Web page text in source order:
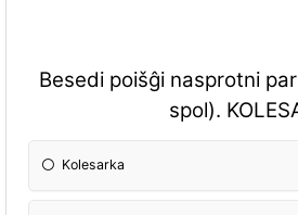
Besedi poišĝi nasprotni
spol).
Kolesarka